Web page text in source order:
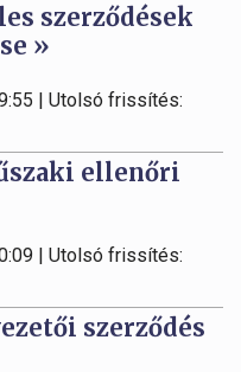
szerződések
»
| Utolsó frissítés:
ellenőri
| Utolsó frissítés:
szerződés